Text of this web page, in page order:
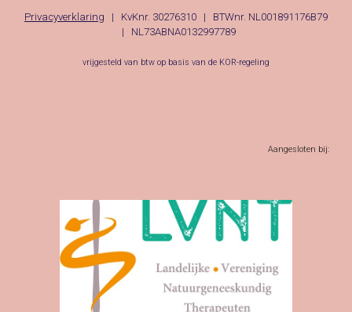
Privacyverklaring | KvKnr. 30276310 | BTWnr. NL001891176B79
| NL73ABNA0132997789
vrijgesteld van btw op basis van de KOR-regeling
Aangesloten bij: